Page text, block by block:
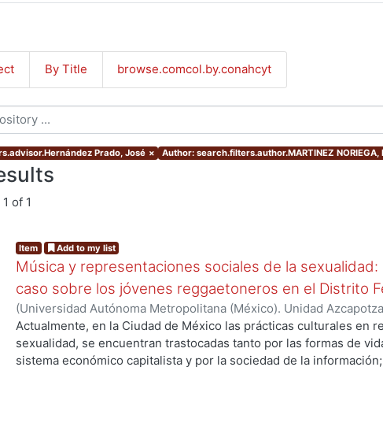
By Title browse.comcol.by.conahcyt
Prado, José × Author: search.filters.author.MARTINEZ NORIEGA,
of 1
Item Add to my list
Música y representaciones sociales de la
caso sobre los jóvenes reggaetoneros en el Distrito
(Universidad Autónoma Metropolitana (México). Unidad
de Servicios de Información., 2013-10)MARTINEZ NORIEGA,
Actualmente, en la Ciudad de México las prácticas culturales en
sexualidad, se encuentran trastocadas tanto por las formas de
sistema económico capitalista y por la sociedad de la